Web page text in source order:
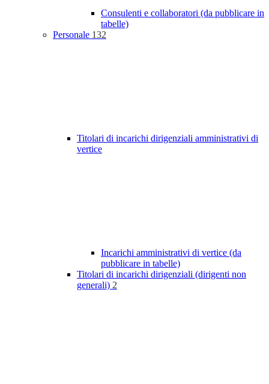
Consulenti e collaboratori (da pubblicare in
tabelle)
Personale 132
Titolari di incarichi dirigenziali amministrativi di
vertice
Incarichi amministrativi di vertice (da
pubblicare in tabelle)
Titolari di incarichi dirigenziali (dirigenti non
generali) 2